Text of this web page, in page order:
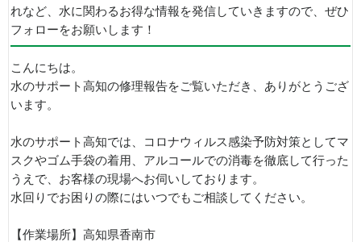
れなど、水に関わるお得な情報を発信していきますので、ぜひ
フォローをお願いします！
こんにちは。
水のサポート高知の修理報告をご覧いただき、ありがとうござ
います。
水のサポート高知では、コロナウィルス感染予防対策としてマ
スクやゴム手袋の着用、アルコールでの消毒を徹底して行った
うえで、お客様の現場へお伺いしております。
水回りでお困りの際にはいつでもご相談してください。
【作業場所】高知県香南市